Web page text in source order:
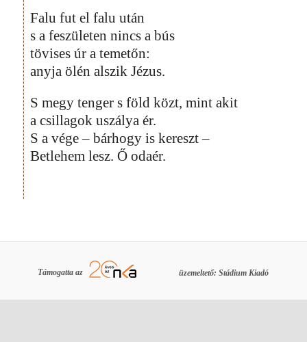
Falu fut el falu után
s a feszületen nincs a bús
tövises úr a temetőn:
anyja ölén alszik Jézus.
S megy tenger s föld közt, mint akit
a csillagok uszálya ér.
S a vége – bárhogy is kereszt –
Betlehem lesz. Ő odaér.
Támogatta az üzemeltető: Stádium Kiadó